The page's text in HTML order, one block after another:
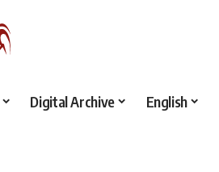
Digital Archive English